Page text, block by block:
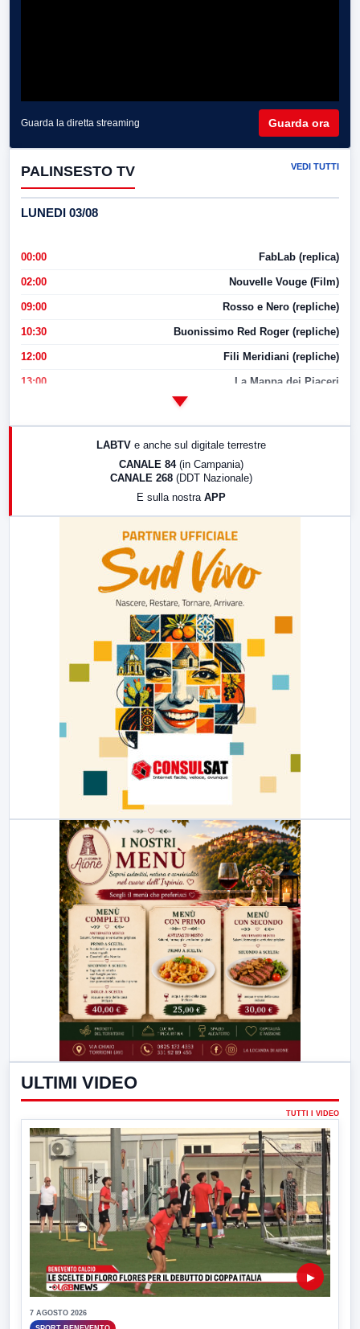
Guarda la diretta streaming Guarda ora
PALINSESTO TV VEDI TUTTI
LUNEDI 03/08
00:00 FabLab (replica)
02:00 Nouvelle Vouge (Film)
09:00 Rosso e Nero (repliche)
10:30 Buonissimo Red Roger (repliche)
12:00 Fili Meridiani (repliche)
13:00 La Mappa dei Piaceri
17:00 LabNews (replica)
LABTV e anche sul digitale terrestre
CANALE 84 (in Campania)
CANALE 268 (DDT Nazionale)
E sulla nostra APP
ULTIMI VIDEO
TUTTI I VIDEO
▶
7 AGOSTO 2026